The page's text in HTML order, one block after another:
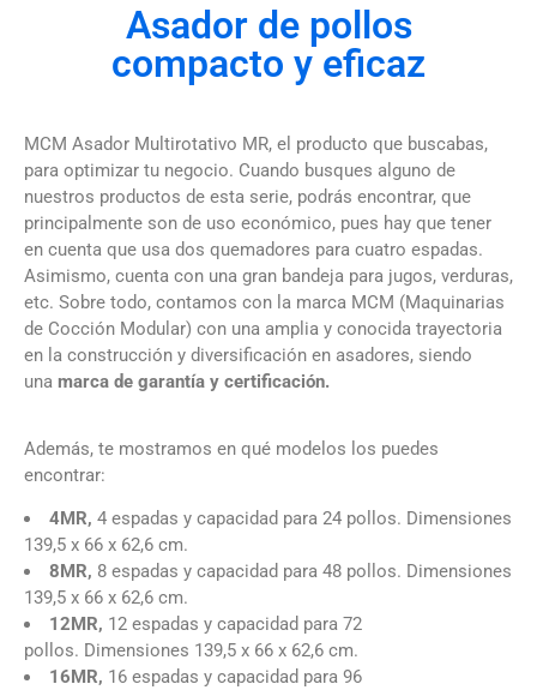
Asador de pollos
compacto y eficaz
MCM Asador Multirotativo MR, el producto que buscabas,
para optimizar tu negocio. Cuando busques alguno de
nuestros productos de esta serie, podrás encontrar, que
principalmente son de uso económico, pues hay que tener
en cuenta que usa dos quemadores para cuatro espadas.
Asimismo, cuenta con una gran bandeja para jugos, verduras,
etc. Sobre todo, contamos con la marca MCM (Maquinarias
de Cocción Modular) con una amplia y conocida trayectoria
en la construcción y diversificación en asadores, siendo
una marca de garantía y certificación.
Además, te mostramos en qué modelos los puedes
encontrar:
4MR, 4 espadas y capacidad para 24 pollos. Dimensiones
139,5 x 66 x 62,6 cm.
8MR, 8 espadas y capacidad para 48 pollos. Dimensiones
139,5 x 66 x 62,6 cm.
12MR, 12 espadas y capacidad para 72
pollos. Dimensiones 139,5 x 66 x 62,6 cm.
16MR, 16 espadas y capacidad para 96